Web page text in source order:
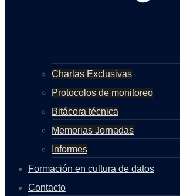
Charlas Exclusivas
Protocolos de monitoreo
Bitácora técnica
Memorias Jornadas
Informes
Formación en cultura de datos
Contacto